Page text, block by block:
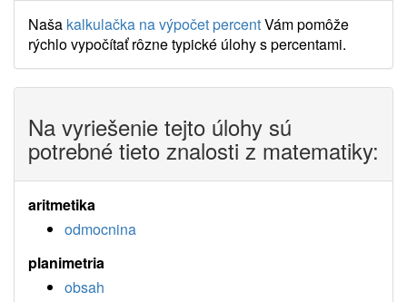
Naša kalkulačka na výpočet percentVám pomôže
rýchlo vypočítať rôzne typické úlohy s percentami.
Na vyriešenie tejto úlohy sú
potrebné tieto znalosti z matematiky:
aritmetika
odmocnina
planimetria
obsah